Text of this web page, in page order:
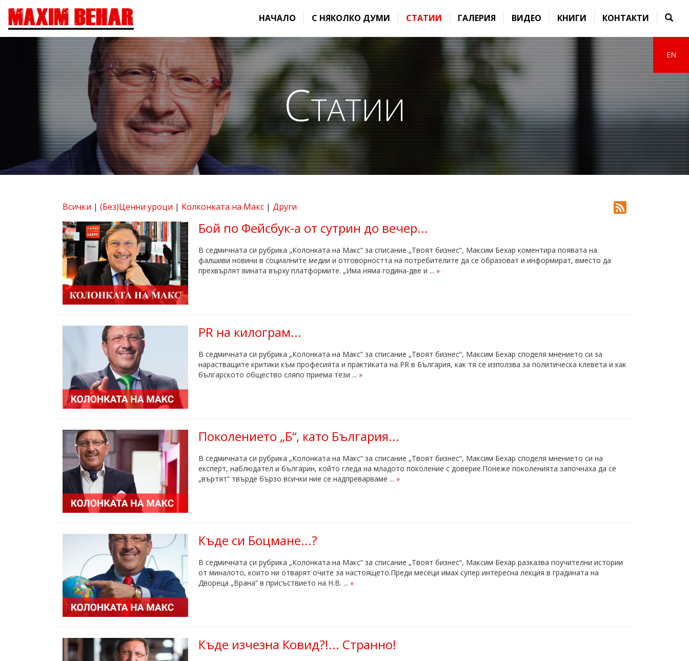
EN
НАЧАЛО С НЯКОЛКО ДУМИ СТАТИИ ГАЛЕРИЯ ВИДЕО КНИГИ КОНТАКТИ
Статии
Всички | (Без)Ценни уроци | Колконката на Макс | Други
Бой по Фейсбук-а от сутрин до вечер...
В седмичната си рубрика „Колонката на Макс“ за списание „Твоят бизнес“, Максим Бехар коментира появата на
фалшиви новини в социалните медии и отговорността на потребителите да се образоват и информират, вместо да
прехвърлят вината върху платформите. „Има няма година-две и ... »
PR на килограм...
В седмичната си рубрика „Колонката на Макс“ за списание „Твоят бизнес“, Максим Бехар споделя мнението си за
нарастващите критики към професията и практиката на PR в България, как тя се използва за политическа клевета и как
българското общество сляпо приема тези ... »
Поколението „Б“, като България...
В седмичната си рубрика „Колонката на Макс“ за списание „Твоят бизнес“, Максим Бехар споделя мнението си на
експерт, наблюдател и българин, който гледа на младото поколение с доверие.Понеже поколенията започнаха да се
„въртят“ твърде бързо всички ние се надпреварваме ... »
Къде си Боцмане...?
В седмичната си рубрика „Колонката на Макс“ за списание „Твоят бизнес“, Максим Бехар разказва поучителни истории
от миналото, които ни отварят очите за настоящето.Преди месеци имах супер интересна лекция в градината на
Двореца „Врана“ в присъствието на Н.В. ... »
Къде изчезна Ковид?!... Странно!